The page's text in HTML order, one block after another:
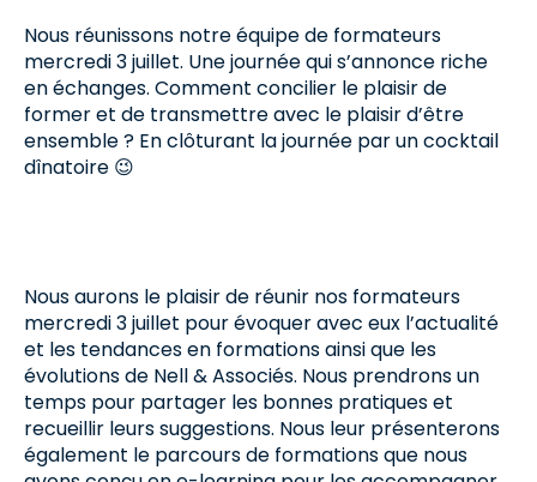
Nous réunissons notre équipe de formateurs
mercredi 3 juillet. Une journée qui s’annonce riche
en échanges. Comment concilier le plaisir de
former et de transmettre avec le plaisir d’être
ensemble ? En clôturant la journée par un cocktail
dînatoire 😉
Nous aurons le plaisir de réunir nos formateurs
mercredi 3 juillet pour évoquer avec eux l’actualité
et les tendances en formations ainsi que les
évolutions de Nell & Associés. Nous prendrons un
temps pour partager les bonnes pratiques et
recueillir leurs suggestions. Nous leur présenterons
également le parcours de formations que nous